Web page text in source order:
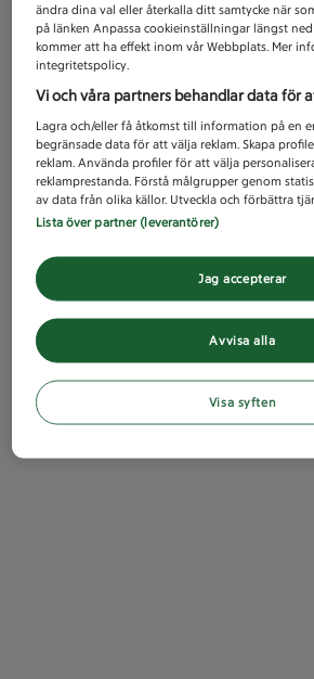
ändra dina val eller återkalla ditt samtycke när
på länken Anpassa cookieinställningar längst
kommer att ha effekt inom vår Webbplats. Mer
integritetspolicy.
Vi och våra partners behandlar data för
Lagra och/eller få åtkomst till information på en
begränsade data för att välja reklam. Skapa
reklam. Använda profiler för att välja
reklamprestanda. Förstå målgrupper genom
av data från olika källor. Utveckla och förbättra
Lista över partner (leverantörer)
Avvisa alla
Jag accepterar
Visa syften